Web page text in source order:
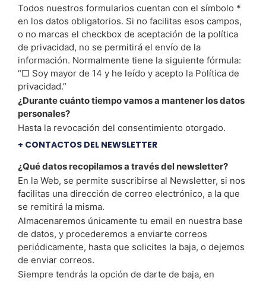
Todos nuestros formularios cuentan con el símbolo *
en los datos obligatorios. Si no facilitas esos campos,
o no marcas el checkbox de aceptación de la política
de privacidad, no se permitirá el envío de la
información. Normalmente tiene la siguiente fórmula:
“□ Soy mayor de 14 y he leído y acepto la Política de
privacidad.”
¿Durante cuánto tiempo vamos a mantener los datos
personales?
Hasta la revocación del consentimiento otorgado.
+ CONTACTOS DEL NEWSLETTER
¿Qué datos recopilamos a través del newsletter?
En la Web, se permite suscribirse al Newsletter, si nos
facilitas una dirección de correo electrónico, a la que
se remitirá la misma.
Almacenaremos únicamente tu email en nuestra base
de datos, y procederemos a enviarte correos
periódicamente, hasta que solicites la baja, o dejemos
de enviar correos.
Siempre tendrás la opción de darte de baja, en